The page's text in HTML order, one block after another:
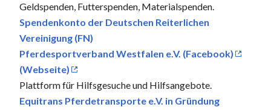
Geldspenden, Futterspenden, Materialspenden.
Spendenkonto der Deutschen Reiterlichen
Vereinigung (FN)
Pferdesportverband Westfalen e.V. (Facebook)
(Webseite)
Plattform für Hilfsgesuche und Hilfsangebote.
Equitrans Pferdetransporte e.V. in Gründung